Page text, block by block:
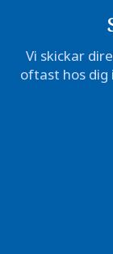
Vi skickar
oftast hos dig